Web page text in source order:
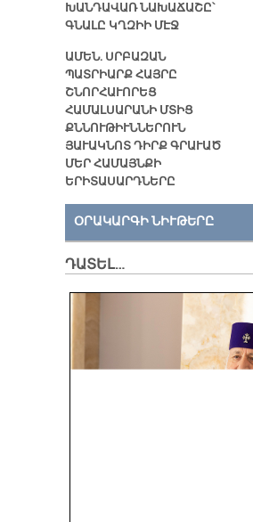
ԽԱՆԴԱՎԱՌ ՆԱԽԱՃԱՇԸ՝
ԳՆԱԼԸ ԿՂԶԻԻ ՄԷՋ
ԱՄԵՆ. ՍՐԲԱԶԱՆ
ՊԱՏՐԻԱՐՔ ՀԱՅՐԸ
ՇՆՈՐՀԱՒՈՐԵՑ
ՀԱՄԱԼՍԱՐԱՆԻ ՄՏԻՑ
ՔՆՆՈՒԹԻՒՆՆԵՐՈՒՆ
ՅԱՒԱԿՆՈՏ ԴԻՐՔ ԳՐԱՒԱԾ
ՄԵՐ ՀԱՄԱՅՆՔԻ
ԵՐԻՏԱՍԱՐԴՆԵՐԸ
ՕՐԱԿԱՐԳԻ ՆԻՒԹԵՐԸ
ԴԱՏԵԼ…